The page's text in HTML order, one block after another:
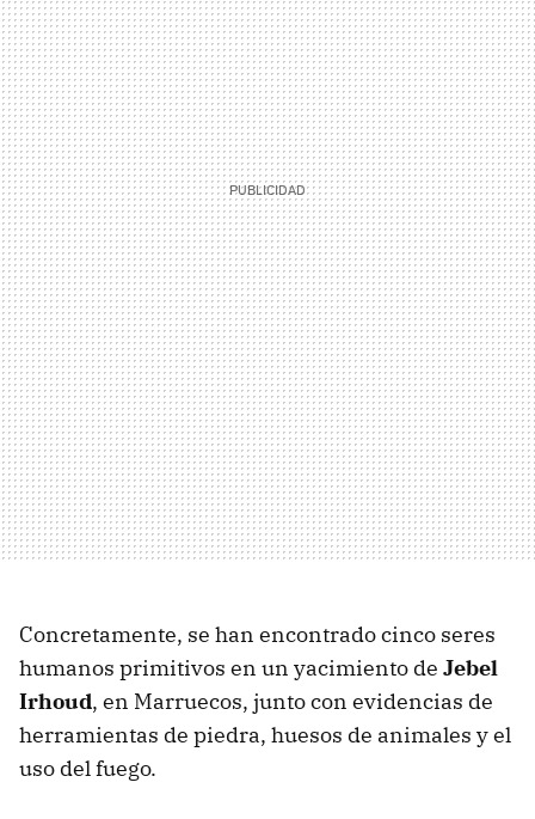
Concretamente, se han encontrado cinco seres
humanos primitivos en un yacimiento de Jebel
Irhoud, en Marruecos, junto con evidencias de
herramientas de piedra, huesos de animales y el
uso del fuego.